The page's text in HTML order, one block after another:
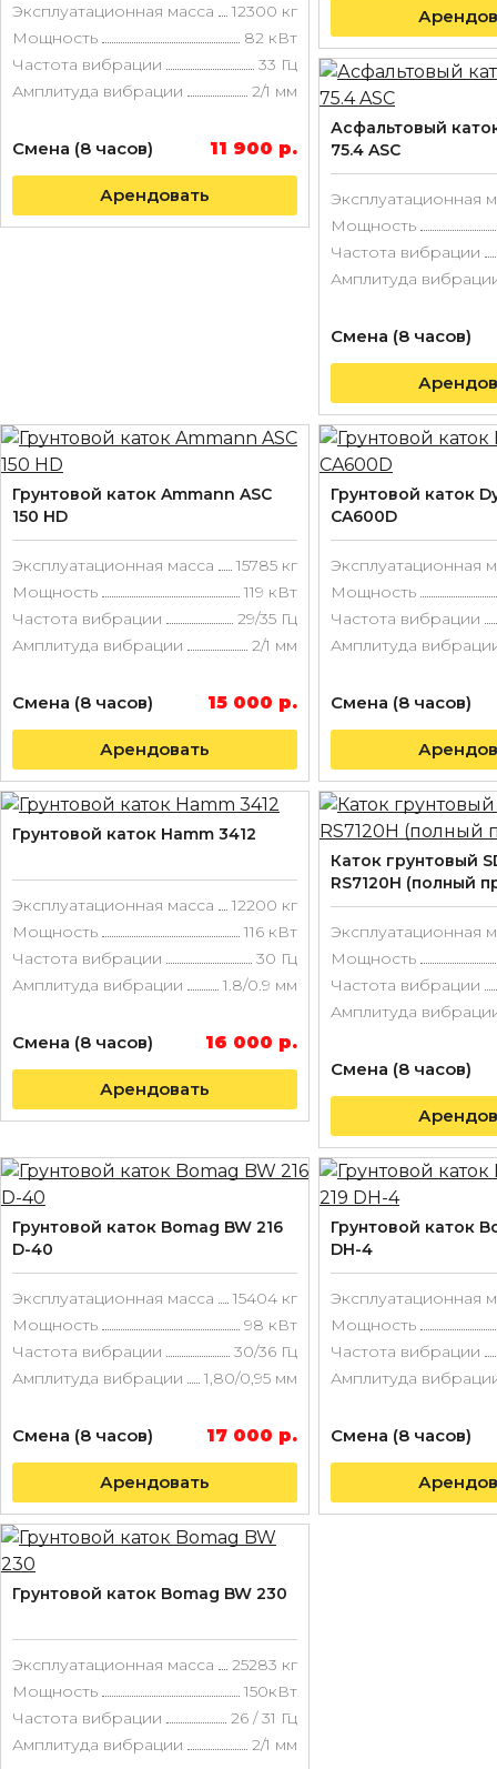
Эксплуатационная масса
12300 кг
Мощность
82 кВт
Частота вибрации
33 Гц
Амплитуда вибрации
2/1 мм
Смена (8 часов) 11 900 р.
Арендовать
Асфальтовый
75.4 ASC
Эксплуатационная
Мощность
Частота вибрации
Амплитуда
Смена (8 часов)
Грунтовой каток Ammann ASC
150 HD
Эксплуатационная масса
15785 кг
Мощность
119 кВт
Частота вибрации
29/35 Гц
Амплитуда вибрации
2/1 мм
Смена (8 часов) 15 000 р.
Арендовать
Грунтовой каток
CA600D
Эксплуатационная
Мощность
Частота вибрации
Амплитуда
Смена (8 часов)
Грунтовой каток Hamm 3412
Эксплуатационная масса
12200 кг
Мощность
116 кВт
Частота вибрации
30 Гц
Амплитуда вибрации
1.8/0.9 мм
Смена (8 часов) 16 000 р.
Арендовать
Каток грунтовый
RS7120H (полный
Эксплуатационная
Мощность
Частота вибрации
Амплитуда
Смена (8 часов)
Грунтовой каток Bomag BW 216
D-40
Эксплуатационная масса
15404 кг
Мощность
98 кВт
Частота вибрации
30/36 Гц
Амплитуда вибрации
1,80/0,95 мм
Смена (8 часов) 17 000 р.
Арендовать
Грунтовой каток
DH-4
Эксплуатационная
Мощность
Частота вибрации
Амплитуда
Смена (8 часов)
Грунтовой каток Bomag BW 230
Эксплуатационная масса
25283 кг
Мощность
150кВт
Частота вибрации
26 / 31 Гц
Амплитуда вибрации
2/1 мм